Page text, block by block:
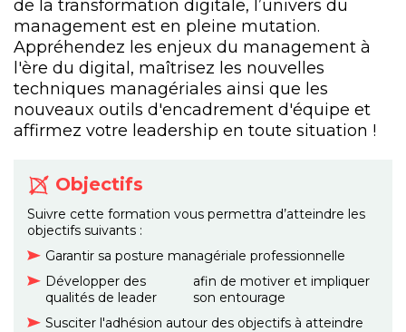
de la transformation digitale, l’univers du
management est en pleine mutation.
Appréhendez les enjeux du management à
l'ère du digital, maîtrisez les nouvelles
techniques managériales ainsi que les
nouveaux outils d'encadrement d'équipe et
affirmez votre leadership en toute situation !
Objectifs
Suivre cette formation vous permettra d’atteindre les
objectifs suivants :
Garantir sa posture managériale professionnelle
Développer des
qualités de leader
afin de motiver et impliquer
son entourage
Susciter l'adhésion autour des objectifs à atteindre